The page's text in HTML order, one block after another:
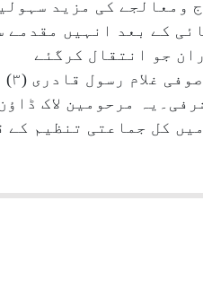
کے بعد انہیں مقدمے
جو انتقال کرگئے
شیخ اکبر اشرفی۔یہ
کوچ کرگئے۔انہوں نے ۲۰۰۶ء میں